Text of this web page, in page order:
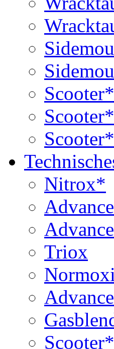
Scooter*
Nitrox*
Triox
Scooter*